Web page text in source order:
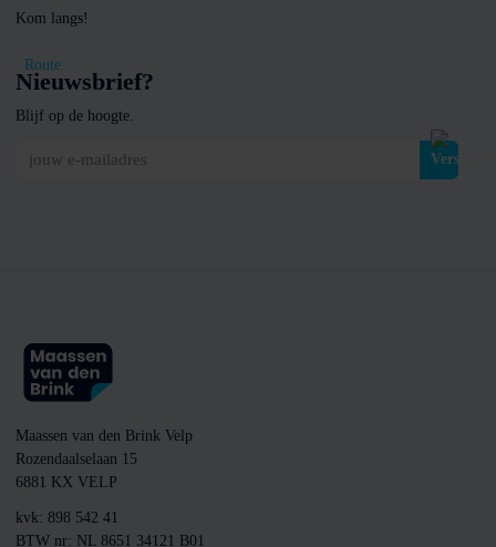
Kom langs!
Route
Nieuwsbrief?
Blijf op de hoogte.
jouw e-mailadres
Maassen van den Brink Velp
Rozendaalselaan 15
6881 KX VELP
kvk: 898 542 41
BTW nr: NL 8651 34121 B01